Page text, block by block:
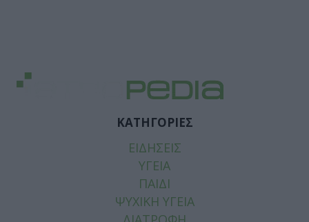
ΚΑΤΗΓΟΡΙΕΣ
ΕΙΔΗΣΕΙΣ
ΥΓΕΙΑ
ΠΑΙΔΙ
ΨΥΧΙΚΗ ΥΓΕΙΑ